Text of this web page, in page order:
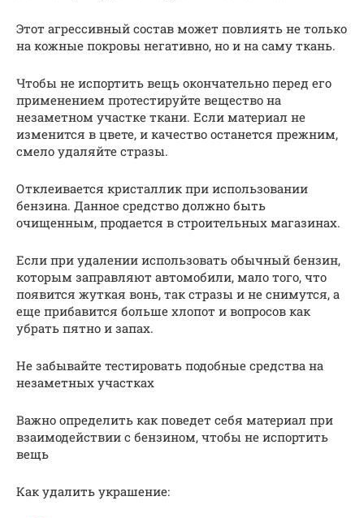
Этот агрессивный состав может повлиять не только
на кожные покровы негативно, но и на саму ткань.
Чтобы не испортить вещь окончательно перед его
применением протестируйте вещество на
незаметном участке ткани. Если материал не
изменится в цвете, и качество останется прежним,
смело удаляйте стразы.
Отклеивается кристаллик при использовании
бензина. Данное средство должно быть
очищенным, продается в строительных магазинах.
Если при удалении использовать обычный бензин,
которым заправляют автомобили, мало того, что
появится жуткая вонь, так стразы и не снимутся, а
еще прибавится больше хлопот и вопросов как
убрать пятно и запах.
Не забывайте тестировать подобные средства на
незаметных участках
Важно определить как поведет себя материал при
взаимодействии с бензином, чтобы не испортить
вещь
Как удалить украшение: